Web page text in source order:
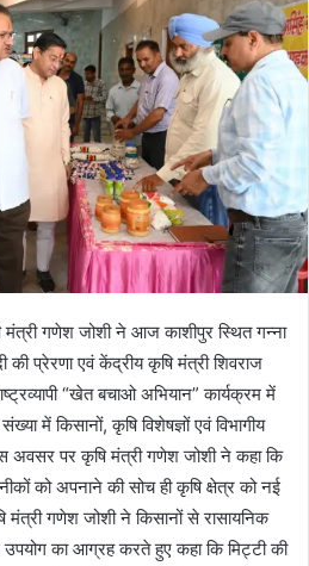
गणेश जोशी ने आज काशीपुर स्थित गन्ना
की प्रेरणा एवं केंद्रीय कृषि मंत्री शिवराज
“खेत बचाओ अभियान” कार्यक्रम में
में किसानों, कृषि विशेषज्ञों एवं विभागीय
अवसर पर कृषि मंत्री गणेश जोशी ने कहा कि
को अपनाने की सोच ही कृषि क्षेत्र को नई
मंत्री गणेश जोशी ने किसानों से रासायनिक
का आग्रह करते हुए कहा कि मिट्टी की